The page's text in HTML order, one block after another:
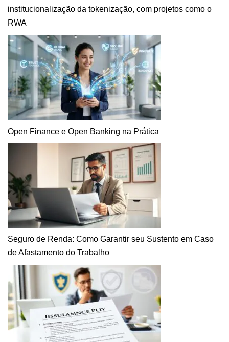
institucionalização da tokenização, com projetos como o
RWA
Open Finance e Open Banking na Prática
Seguro de Renda: Como Garantir seu Sustento em Caso
de Afastamento do Trabalho